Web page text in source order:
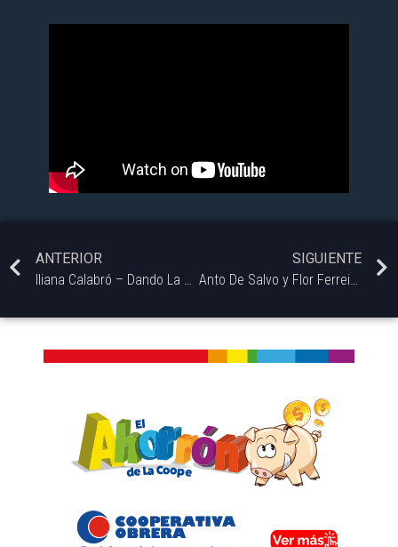
ANTERIOR
SIGUIENTE
Anto De Salvo y Flor Ferreira, Antonia Pasteleria – Alto Guiso